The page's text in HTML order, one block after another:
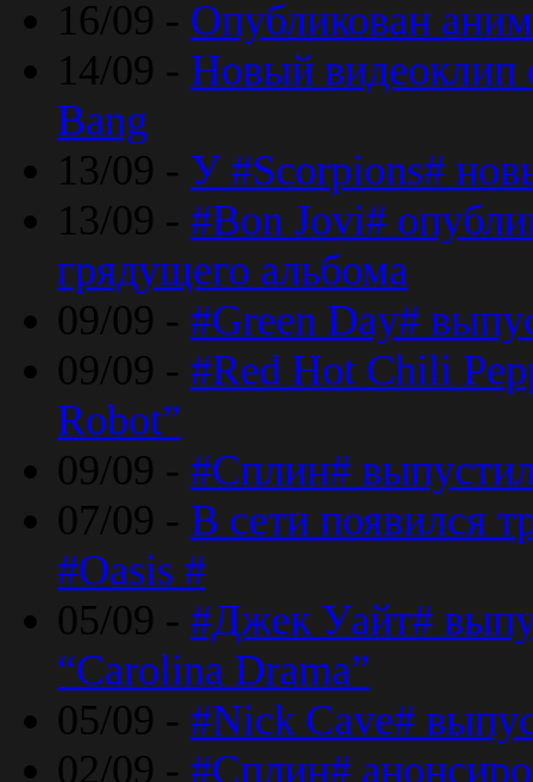
16/09 - Опубликован
14/09 - Новый видеоклип
Bang
13/09 - У #Scorpions#
13/09 - #Bon Jovi#
грядущего альбома
09/09 - #Green Day#
09/09 - #Red Hot Chili
Robot”
09/09 - #Сплин#
07/09 - В сети появился
#Oasis #
05/09 - #Джек Уайт#
“Carolina Drama”
05/09 - #Nick Cave#
02/09 - #Сплин#